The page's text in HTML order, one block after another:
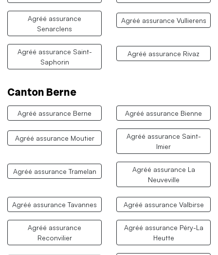
Agréé assurance
Senarclens
Agréé assurance Vullierens
Agréé assurance Saint-
Saphorin
Agréé assurance Rivaz
Canton Berne
Agréé assurance Berne Agréé assurance Bienne
Agréé assurance Moutier
Agréé assurance Saint-
Imier
Agréé assurance Tramelan
Agréé assurance La
Neuveville
Agréé assurance Tavannes Agréé assurance Valbirse
Agréé assurance
Reconvilier
Agréé assurance Péry-La
Heutte